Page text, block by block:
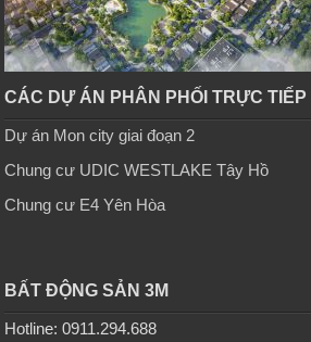
CÁC DỰ ÁN PHÂN PHỐI TRỰC TIẾP
Dự án Mon city giai đoạn 2
Chung cư UDIC WESTLAKE Tây Hồ
Chung cư E4 Yên Hòa
BẤT ĐỘNG SẢN 3M
Hotline: 0911.294.688